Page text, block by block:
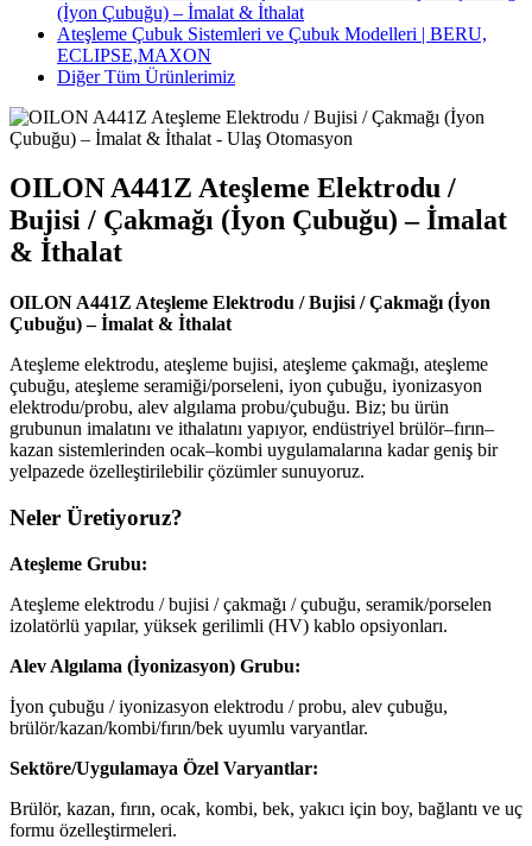
(İyon Çubuğu) – İmalat & İthalat
Ateşleme Çubuk Sistemleri ve Çubuk Modelleri | BERU,
ECLIPSE,MAXON
Diğer Tüm Ürünlerimiz
OILON A441Z Ateşleme Elektrodu /
Bujisi / Çakmağı (İyon Çubuğu) – İmalat
& İthalat
OILON A441Z Ateşleme Elektrodu / Bujisi / Çakmağı (İyon
Çubuğu) – İmalat & İthalat
Ateşleme elektrodu, ateşleme bujisi, ateşleme çakmağı, ateşleme
çubuğu, ateşleme seramiği/porseleni, iyon çubuğu, iyonizasyon
elektrodu/probu, alev algılama probu/çubuğu. Biz; bu ürün
grubunun imalatını ve ithalatını yapıyor, endüstriyel brülör–fırın–
kazan sistemlerinden ocak–kombi uygulamalarına kadar geniş bir
yelpazede özelleştirilebilir çözümler sunuyoruz.
Neler Üretiyoruz?
Ateşleme Grubu:
Ateşleme elektrodu / bujisi / çakmağı / çubuğu, seramik/porselen
izolatörlü yapılar, yüksek gerilimli (HV) kablo opsiyonları.
Alev Algılama (İyonizasyon) Grubu:
İyon çubuğu / iyonizasyon elektrodu / probu, alev çubuğu,
brülör/kazan/kombi/fırın/bek uyumlu varyantlar.
Sektöre/Uygulamaya Özel Varyantlar:
Brülör, kazan, fırın, ocak, kombi, bek, yakıcı için boy, bağlantı ve uç
formu özelleştirmeleri.